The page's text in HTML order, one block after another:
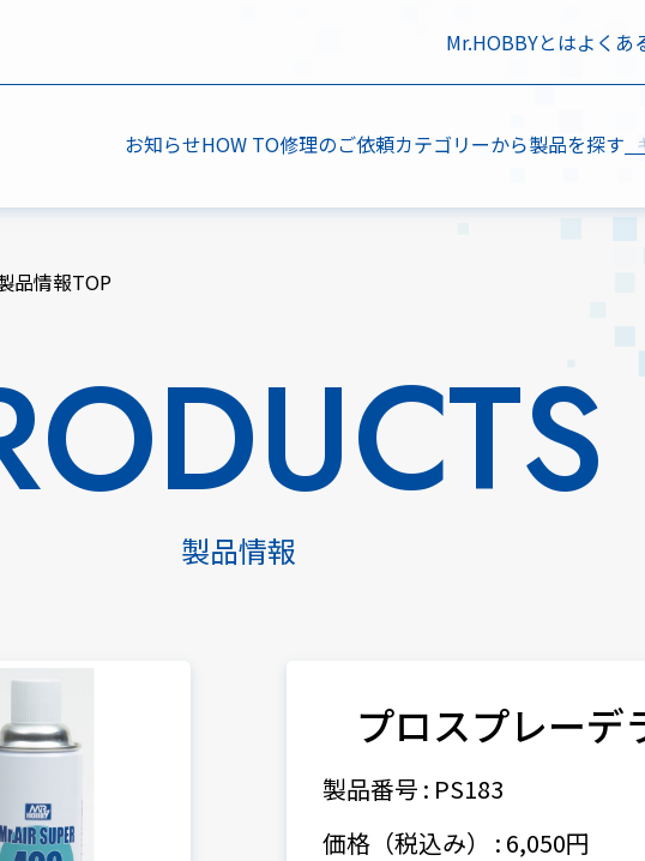
Mr.HOBBYとはよくあ
お知らせHOW TO修理のご依頼カテゴリーから製品を探す
品情報TOP
製品情報
プロスプレーデ
製品番号 : PS183
価格（税込み） : 6,050円